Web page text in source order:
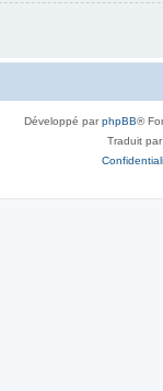
Développé parphpBB®
Traduit par